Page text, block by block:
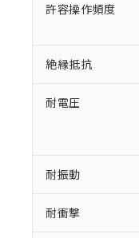
許容操作頻度
絶縁抵抗
耐電圧
耐振動
耐衝撃